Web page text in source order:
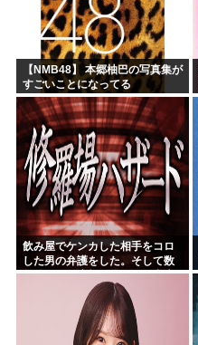
【NMB48】 本郷柚巴の写真集が
すごいことになってる
飲み屋でケンカした相手をコロ
した男の弁護をした。そして数
年後、因果応報を思わせる出来